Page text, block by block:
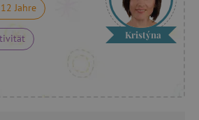
Jahre
Kristýna